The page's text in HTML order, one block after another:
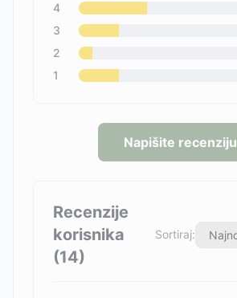
4
3
2
1
Napišite recenziju
Recenzije
korisnika
(14)
Sortiraj: